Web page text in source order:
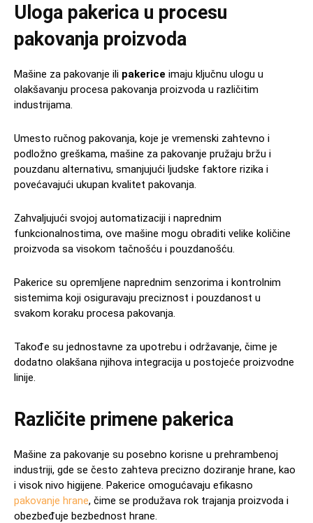
Uloga pakerica u procesu
pakovanja proizvoda
Mašine za pakovanje ili pakerice imaju ključnu ulogu u
olakšavanju procesa pakovanja proizvoda u različitim
industrijama.
Umesto ručnog pakovanja, koje je vremenski zahtevno i
podložno greškama, mašine za pakovanje pružaju bržu i
pouzdanu alternativu, smanjujući ljudske faktore rizika i
povećavajući ukupan kvalitet pakovanja.
Zahvaljujući svojoj automatizaciji i naprednim
funkcionalnostima, ove mašine mogu obraditi velike količine
proizvoda sa visokom tačnošću i pouzdanošću.
Pakerice su opremljene naprednim senzorima i kontrolnim
sistemima koji osiguravaju preciznost i pouzdanost u
svakom koraku procesa pakovanja.
Takođe su jednostavne za upotrebu i održavanje, čime je
dodatno olakšana njihova integracija u postojeće proizvodne
linije.
Različite primene pakerica
Mašine za pakovanje su posebno korisne u prehrambenoj
industriji, gde se često zahteva precizno doziranje hrane, kao
i visok nivo higijene. Pakerice omogućavaju efikasno
pakovanje hrane, čime se produžava rok trajanja proizvoda i
obezbeđuje bezbednost hrane.